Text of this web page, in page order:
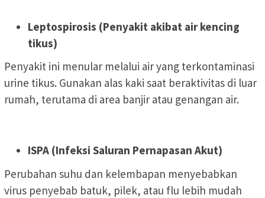
Leptospirosis (Penyakit akibat air kencing
tikus)
Penyakit ini menular melalui air yang terkontaminasi
urine tikus. Gunakan alas kaki saat beraktivitas di luar
rumah, terutama di area banjir atau genangan air.
ISPA (Infeksi Saluran Pernapasan Akut)
Perubahan suhu dan kelembapan menyebabkan
virus penyebab batuk, pilek, atau flu lebih mudah